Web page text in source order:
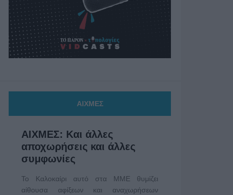
ΑΙΧΜΕΣ
ΑΙΧΜΕΣ: Και άλλες
αποχωρήσεις και άλλες
συμφωνίες
Το Καλοκαίρι αυτό στα ΜΜΕ θυμίζει
αίθουσα αφίξεων και αναχωρήσεων